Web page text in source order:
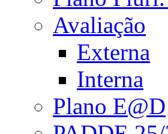
Avaliação
Externa
Interna
Plano E@D